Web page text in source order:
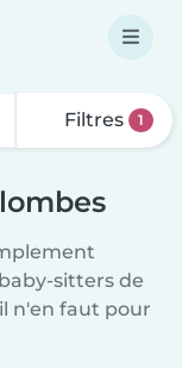
Filtres 1
sitters de
n'en faut pour